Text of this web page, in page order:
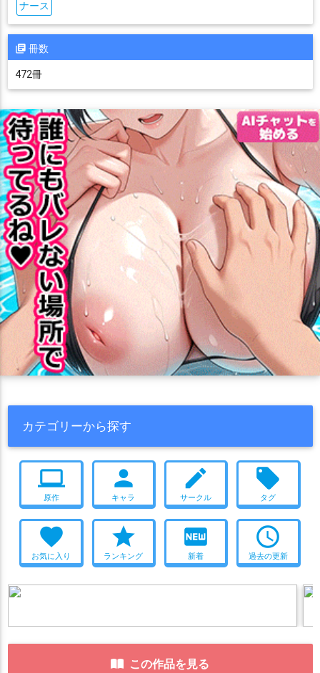
ナース
冊数
472冊
カテゴリーから探す
computer
原作
person
キャラ
create
サークル
local_offer
タグ
favorite
お気に入り
star
ランキング
fiber_new
新着
access_time
過去の更新
この作品を見る